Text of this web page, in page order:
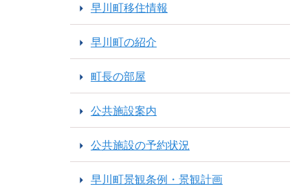
早川町移住情報
早川町の紹介
町長の部屋
公共施設案内
公共施設の予約状況
早川町景観条例・景観計画